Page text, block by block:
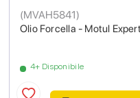
Olio Forcella - Motul
(MVAH5841)
4+ Disponibile